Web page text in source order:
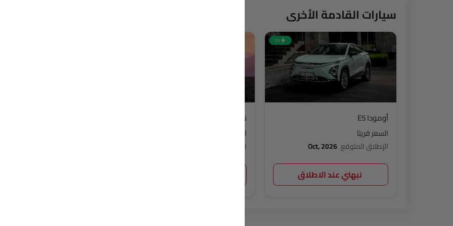
سيارات القادمة الأخرى
EV
أومودا E5
السعر قريبًا
الإطلاق المتوقع Oct, 2026
نبهني عند الاطلاق
نيسان إلجراند
السعر قريبًا
الإطلاق المتوقع